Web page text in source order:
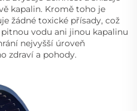
kapalin. Kromě toho je
žádné toxické přísady, což
vodu ani jinou kapalinu
nejvyšší úroveň
zdraví a pohody.